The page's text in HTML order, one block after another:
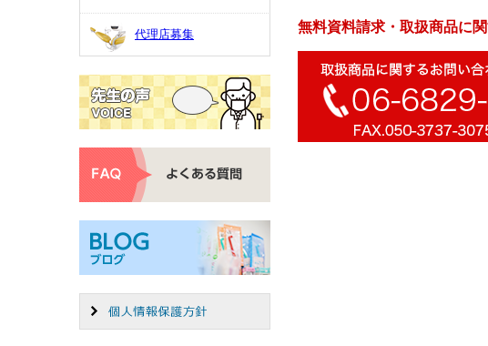
代理店募集 無料資料請求・取扱商品に